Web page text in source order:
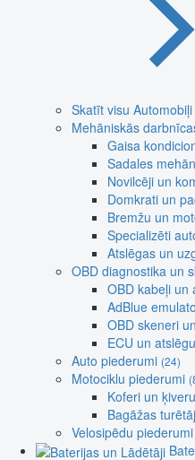
Skatīt visu
Mehāniskās
Gaisa
Sadales
Novilcēji un
Domkrati un
Bremžu un
Specializēti
Atslēgas un
OBD diagnostika un
OBD kabeļi un
AdBlue
OBD skeneri
ECU un
Auto piederumi (24)
Motociklu piederumi
Koferi un
Bagāžas
Velosipēdu piederumi